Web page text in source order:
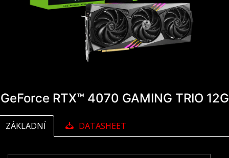
GeForce RTX™ 4070 GAMING TRIO 12G
ZÁKLADNÍ DATASHEET